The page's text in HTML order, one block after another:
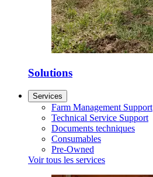
Solutions
Services
Farm Management Support
Technical Service Support
Documents techniques
Consumables
Pre-Owned
Voir tous les services